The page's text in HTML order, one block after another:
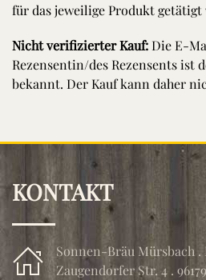
für das jeweilige Produkt getätigt
Nicht verifizierter Kauf:Die E-
Rezensentin/des Rezensents ist
bekannt. Der Kauf kann daher
KONTAKT
Sonnen-Bräu Mürsbach
Zaugendorfer Str. 4 .